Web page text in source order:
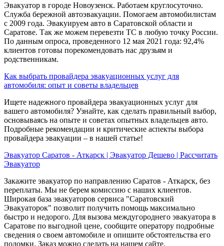
Эвакуатор в городе Новоузенск. Работаем круглосуточно.
Служба бережной автоэвакуации. Помогаем автомобилистам
с 2009 года. Эвакуируем авто в Саратовской области и
Саратове. Так же можем перевезти ТС в любую точку России.
По данным опроса, проведенного 12 мая 2021 года: 92,4%
клиентов готовы порекомендовать нас друзьям и
родственникам.
Как выбрать провайдера эвакуационных услуг для
автомобиля: опыт и советы владельцев
Ищете надежного провайдера эвакуационных услуг для
вашего автомобиля? Узнайте, как сделать правильный выбор,
основываясь на опыте и советах опытных владельцев авто.
Подробные рекомендации и критические аспекты выбора
провайдера эвакуации – в нашей статье!
Эвакуатор Саратов - Аткарск | Эвакуатор Дешево | Рассчитать
Эвакуатор
Закажите эвакуатор по направлению Саратов - Аткарск, без
переплаты. Мы не берем комиссию с наших клиентов.
Широкая база эвакуаторов сервиса "Саратовский
Эвакуаторок" позволит получить помощь максимально
быстро и недорого. Для вызова междугороднего эвакуатора в
Саратове по выгодной цене, сообщите оператору подробные
сведения о своем автомобиле и опишите обстоятельства его
поломки. Заказ можно сделать на нашем сайте.